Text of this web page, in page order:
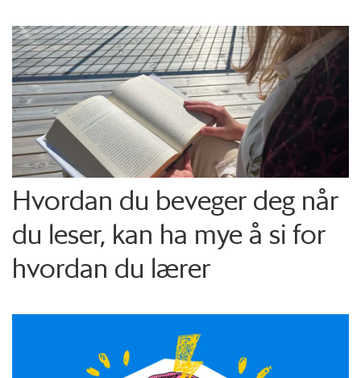
Hvordan du beveger deg når
du leser, kan ha mye å si for
hvordan du lærer